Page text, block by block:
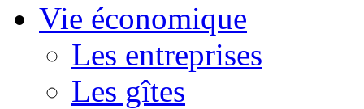
Vie économique
Les entreprises
Les gîtes